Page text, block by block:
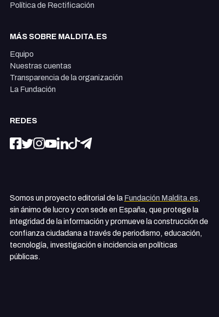
Política de Rectificación
MÁS SOBRE MALDITA.ES
Equipo
Nuestras cuentas
Transparencia de la organización
La Fundación
REDES
Somos un proyecto editorial de la Fundación Maldita.es,
sin ánimo de lucro y con sede en España, que protege la
integridad de la información y promueve la construcción de
confianza ciudadana a través de periodismo, educación,
tecnología, investigación e incidencia en políticas
públicas.